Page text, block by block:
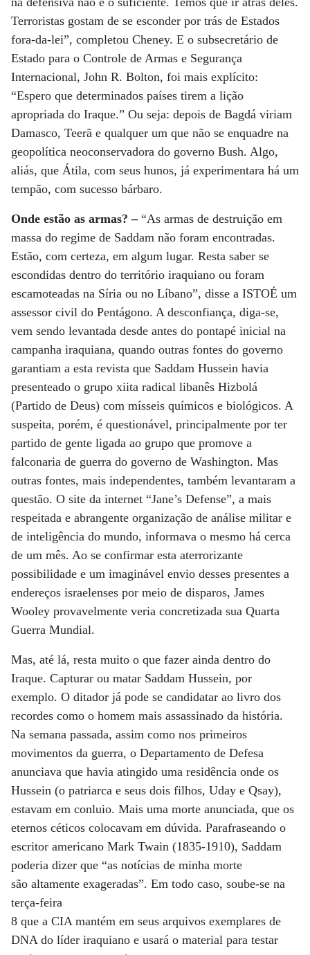
Terroristas gostam de se esconder por trás de Estados
fora-da-lei”, completou Cheney. E o subsecretário de
Estado para o Controle de Armas e Segurança
Internacional, John R. Bolton, foi mais explícito:
“Espero que determinados países tirem a lição
apropriada do Iraque.” Ou seja: depois de Bagdá viriam
Damasco, Teerã e qualquer um que não se enquadre na
geopolítica neoconservadora do governo Bush. Algo,
aliás, que Átila, com seus hunos, já experimentara há um
tempão, com sucesso bárbaro.
Onde estão as armas? –“As armas de destruição em
massa do regime de Saddam não foram encontradas.
Estão, com certeza, em algum lugar. Resta saber se
escondidas dentro do território iraquiano ou foram
escamoteadas na Síria ou no Líbano”, disse a ISTOÉ um
assessor civil do Pentágono. A desconfiança, diga-se,
vem sendo levantada desde antes do pontapé inicial na
campanha iraquiana, quando outras fontes do governo
garantiam a esta revista que Saddam Hussein havia
presenteado o grupo xiita radical libanês Hizbolá
(Partido de Deus) com mísseis químicos e biológicos. A
suspeita, porém, é questionável, principalmente por ter
partido de gente ligada ao grupo que promove a
falconaria de guerra do governo de Washington. Mas
outras fontes, mais independentes, também levantaram a
questão. O site da internet “Jane’s Defense”, a mais
respeitada e abrangente organização de análise militar e
de inteligência do mundo, informava o mesmo há cerca
de um mês. Ao se confirmar esta aterrorizante
possibilidade e um imaginável envio desses presentes a
endereços israelenses por meio de disparos, James
Wooley provavelmente veria concretizada sua Quarta
Guerra Mundial.
Mas, até lá, resta muito o que fazer ainda dentro do
Iraque. Capturar ou matar Saddam Hussein, por
exemplo. O ditador já pode se candidatar ao livro dos
recordes como o homem mais assassinado da história.
Na semana passada, assim como nos primeiros
movimentos da guerra, o Departamento de Defesa
anunciava que havia atingido uma residência onde os
Hussein (o patriarca e seus dois filhos, Uday e Qsay),
estavam em conluio. Mais uma morte anunciada, que os
eternos céticos colocavam em dúvida. Parafraseando o
escritor americano Mark Twain (1835-1910), Saddam
poderia dizer que “as notícias de minha morte
são altamente exageradas”. Em todo caso, soube-se na
terça-feira
8 que a CIA mantém em seus arquivos exemplares de
DNA do líder iraquiano e usará o material para testar